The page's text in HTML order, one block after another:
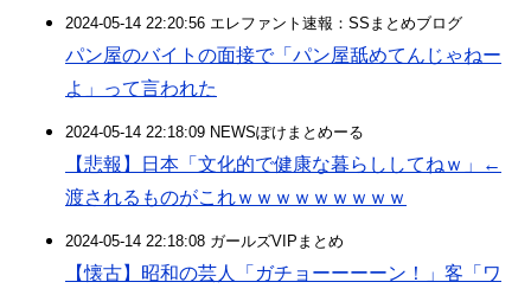
2024-05-14 22:20:56 エレファント速報：SSまとめブログ
パン屋のバイトの面接で「パン屋舐めてんじゃねー
よ」って言われた
2024-05-14 22:18:09 NEWSぽけまとめーる
【悲報】日本「文化的で健康な暮らししてねｗ」←
渡されるものがこれｗｗｗｗｗｗｗｗｗ
2024-05-14 22:18:08 ガールズVIPまとめ
【懐古】昭和の芸人「ガチョーーーーン！」客「ワ